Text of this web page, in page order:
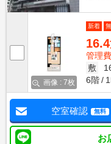
画像 : 7枚
新着
16.4
管理
敷
6階
空室確認 無料
お